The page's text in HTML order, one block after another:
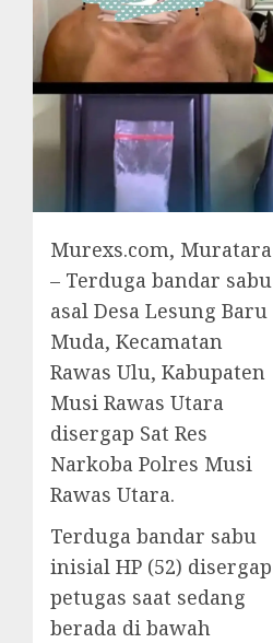
Murexs.com, Muratara
– Terduga bandar sabu
asal Desa Lesung Baru
Muda, Kecamatan
Rawas Ulu, Kabupaten
Musi Rawas Utara
disergap Sat Res
Narkoba Polres Musi
Rawas Utara.
Terduga bandar sabu
inisial HP (52) disergap
petugas saat sedang
berada di bawah